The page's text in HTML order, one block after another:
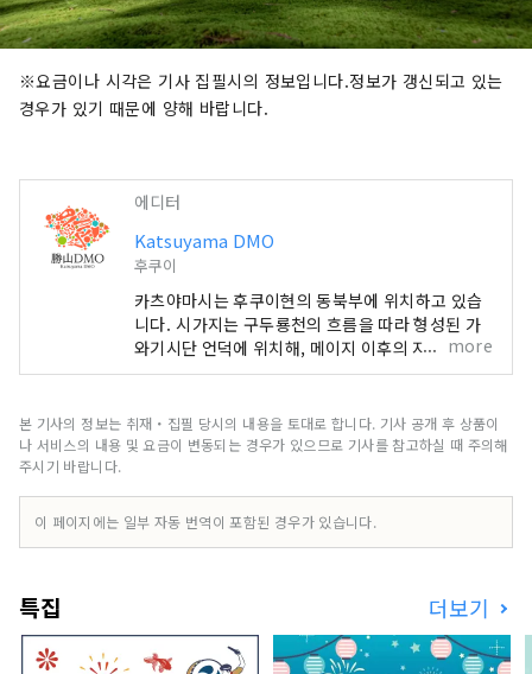
※요금이나 시각은 기사 집필시의 정보입니다.정보가 갱신되고 있는
경우가 있기 때문에 양해 바랍니다.
에디터
Katsuyama DMO
후쿠이
카츠야마시는 후쿠이현의 동북부에 위치하고 있습
니다. 시가지는 구두룡천의 흐름을 따라 형성된 가
와기시단 언덕에 위치해, 메이지 이후의 지방산업인
섬유산업을 기간산업으로 한 상공업과, 옛부터 농림
당사는 지역과 협동해, 관광 지역 만들기를 실시하
는 DMO(관광 지역 만들기 법인)입니다. 카츠야마
관광 컨텐츠의 보고! 카츠야마를 많은 분들에게 체
감해 주는 가이드 투어나 공룡 박물관의 주차장내에
있는 「지오 터미널」, 2020년 6월에 오픈한 「미
관광을 축으로 하여 새로운 사업의 창조에도 적극적
으로 도전해, 카츠야마의 거리의 활성화를 목표로
하고 있습니다.
more
본 기사의 정보는 취재・집필 당시의 내용을 토대로 합니다. 기사 공개 후 상품이
나 서비스의 내용 및 요금이 변동되는 경우가 있으므로 기사를 참고하실 때 주의해
주시기 바랍니다.
이 페이지에는 일부 자동 번역이 포함된 경우가 있습니다.
특집 더보기